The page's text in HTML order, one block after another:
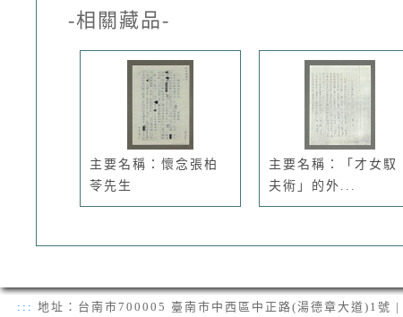
-相關藏品-
主要名稱：懷念張柏
苓先生
主要名稱：「才女馭
夫術」的外...
::: 地址：台南市700005 臺南市中西區中正路(湯德章大道)1